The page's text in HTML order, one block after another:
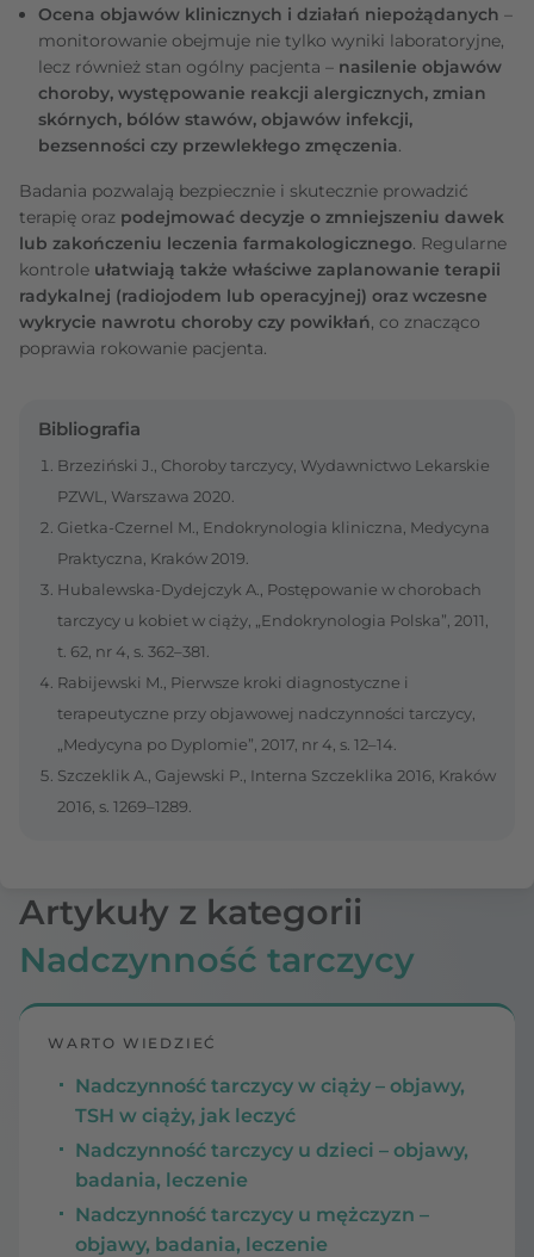
Ocena objawów klinicznych i działań niepożądanych –
monitorowanie obejmuje nie tylko wyniki laboratoryjne,
lecz również stan ogólny pacjenta – nasilenie objawów
choroby, występowanie reakcji alergicznych, zmian
skórnych, bólów stawów, objawów infekcji,
bezsenności czy przewlekłego zmęczenia.
Badania pozwalają bezpiecznie i skutecznie prowadzić
terapię oraz podejmować decyzje o zmniejszeniu dawek
lub zakończeniu leczenia farmakologicznego. Regularne
kontrole ułatwiają także właściwe zaplanowanie terapii
radykalnej (radiojodem lub operacyjnej) oraz wczesne
wykrycie nawrotu choroby czy powikłań, co znacząco
poprawia rokowanie pacjenta.
Bibliografia
Brzeziński J., Choroby tarczycy, Wydawnictwo Lekarskie
PZWL, Warszawa 2020.
Gietka-Czernel M., Endokrynologia kliniczna, Medycyna
Praktyczna, Kraków 2019.
Hubalewska-Dydejczyk A., Postępowanie w chorobach
tarczycy u kobiet w ciąży, „Endokrynologia Polska”, 2011,
t. 62, nr 4, s. 362–381.
Rabijewski M., Pierwsze kroki diagnostyczne i
terapeutyczne przy objawowej nadczynności tarczycy,
„Medycyna po Dyplomie”, 2017, nr 4, s. 12–14.
Szczeklik A., Gajewski P., Interna Szczeklika 2016, Kraków
2016, s. 1269–1289.
Artykuły z kategorii
Nadczynność tarczycy
WARTO WIEDZIEĆ
Nadczynność tarczycy w ciąży – objawy,
TSH w ciąży, jak leczyć
Nadczynność tarczycy u dzieci – objawy,
badania, leczenie
Nadczynność tarczycy u mężczyzn –
objawy, badania, leczenie